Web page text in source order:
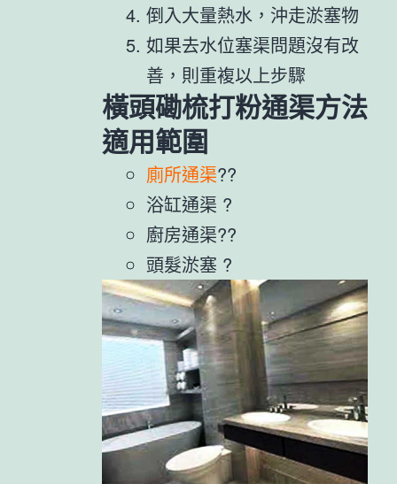
倒入大量熱水，沖走淤塞物
如果去水位塞渠問題沒有改
善，則重複以上步驟
橫頭磡梳打粉通渠方法
適用範圍
廁所通渠??
浴缸通渠 ?
廚房通渠??
頭髮淤塞 ?